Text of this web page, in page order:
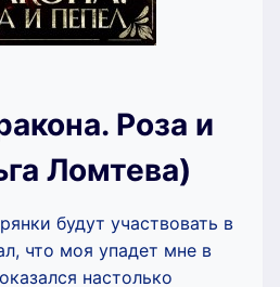
Роза и
Ломтева)
будут участвовать в
что моя упадет мне в
настолько